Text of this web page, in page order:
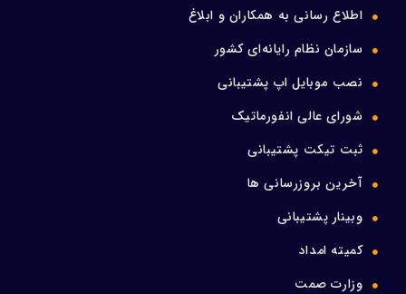
اطلاع رسانی به همکاران و ابلاغ
سازمان نظام رایانه‌ای کشور
نصب موبایل اپ پشتیبانی
شورای عالی انفورماتیک
ثبت تیکت پشتیبانی
آخرین بروزرسانی ها
وبینار پشتیبانی
کمیته امداد
وزارت صمت